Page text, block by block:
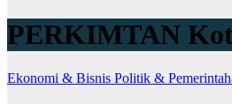
PERKIMTAN
Ekonomi & Bisnis Politik &